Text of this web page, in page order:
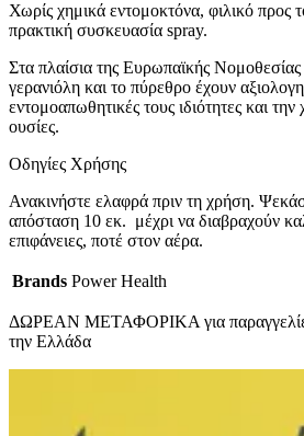
Χωρίς χημικά εντομοκτόνα, φιλικό προς
πρακτική συσκευασία spray.
Στα πλαίσια της Ευρωπαϊκής Νομοθεσίας
γερανιόλη και το πύρεθρο έχουν
εντομοαπωθητικές τους ιδιότητες και
ουσίες.
Οδηγίες Χρήσης
Ανακινήστε ελαφρά πριν τη χρήση.
απόσταση 10 εκ. μέχρι να διαβραχούν
επιφάνειες, ποτέ στον αέρα.
Brands Power Health
ΔΩΡΕΑΝ ΜΕΤΑΦΟΡΙΚΑ για
την Ελλάδα